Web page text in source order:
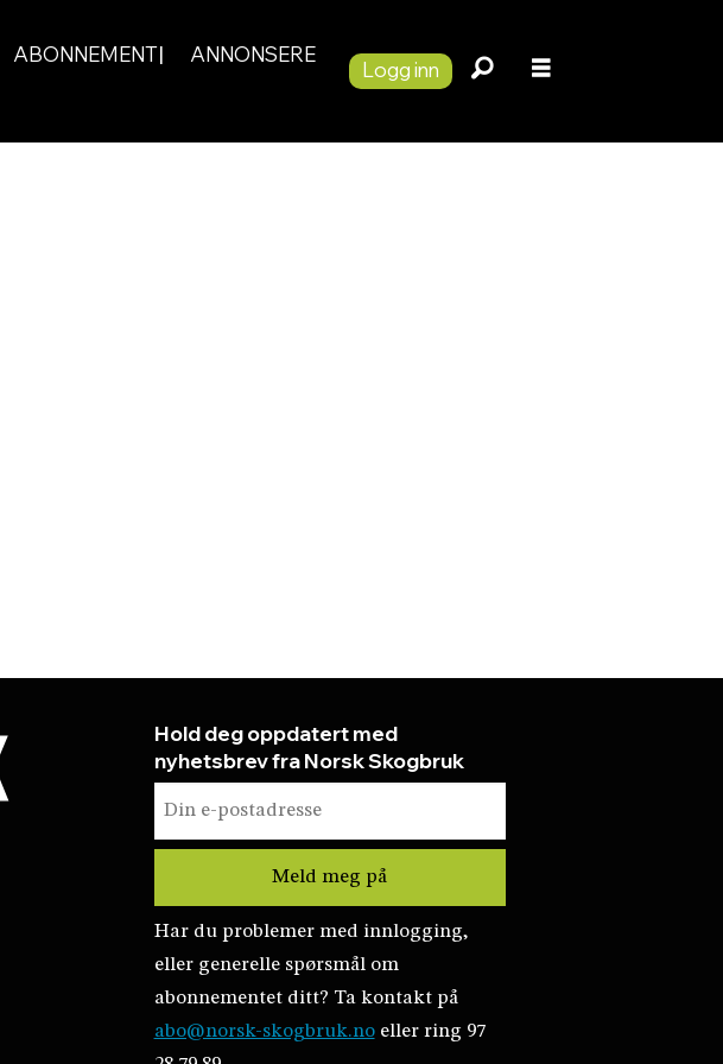
ABONNEMENT ANNONSERE
Logg inn
Hold deg oppdatert med
nyhetsbrev fra Norsk Skogbruk
Har du problemer med innlogging,
eller generelle spørsmål om
abonnementet ditt? Ta kontakt på
abo@norsk-skogbruk.noeller ring 97